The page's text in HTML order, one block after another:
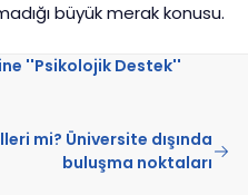
büyük merak konusu.
''Psikolojik Destek''
mi? Üniversite dışında
buluşma noktaları